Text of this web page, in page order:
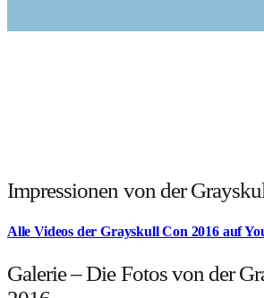
Impressionen von der
Alle Videos der Grayskull Con 2016 auf
Galerie – Die Fotos von der